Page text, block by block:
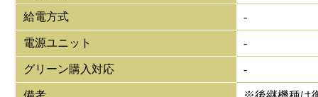
給電方式 -
電源ユニット -
グリーン購入対応 -